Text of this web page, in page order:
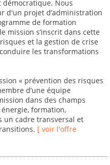
démocratique. Nous
d'un projet d’administration
de formation
mission s’inscrit dans cette
et la gestion de crise
les transformations
« prévention des risques
d’une équipe
dans des champs
formation,
un cadre transversal et
[ voir l'offre